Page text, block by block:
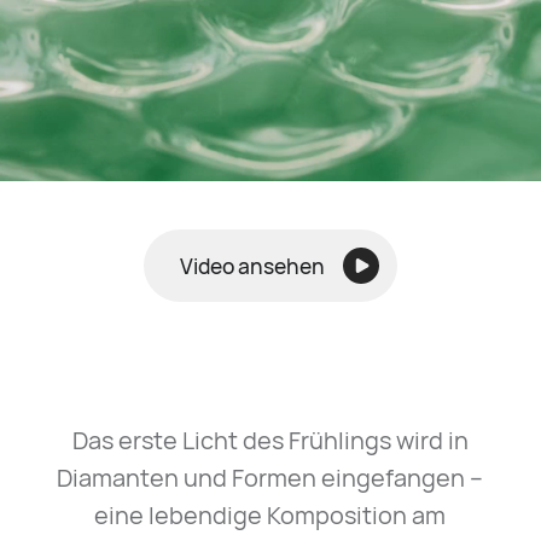
Video ansehen
Das erste Licht des Frühlings wird in
Diamanten und Formen eingefangen –
eine lebendige Komposition am